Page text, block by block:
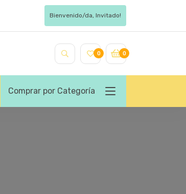
Bienvenido/da, Invitado!
0 0
Comprar por Categoría